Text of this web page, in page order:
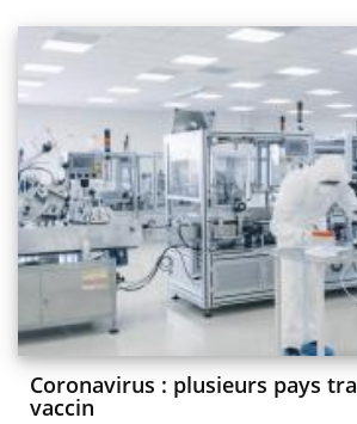
Coronavirus : plusieurs pays
vaccin